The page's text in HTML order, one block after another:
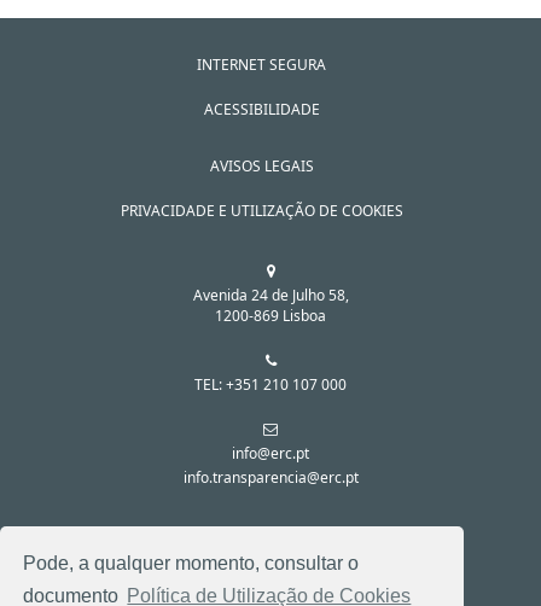
Pode, a qualquer momento, consultar o
documento Política de Utilização de Cookies
INTERNET SEGURA
ACESSIBILIDADE
AVISOS LEGAIS
PRIVACIDADE E UTILIZAÇÃO DE COOKIES
Avenida 24 de Julho 58,
1200-869 Lisboa
TEL: +351 210 107 000
info@erc.pt
info.transparencia@erc.pt